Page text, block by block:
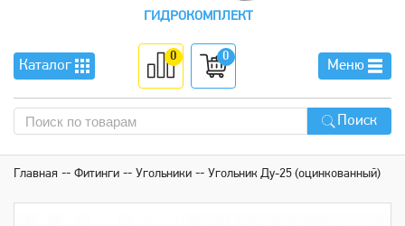
ГИДРОКОМПЛЕКТ
Каталог
0 0
Меню
Поиск
Главная Фитинги Угольники Угольник Ду-25 (оцинкованный)